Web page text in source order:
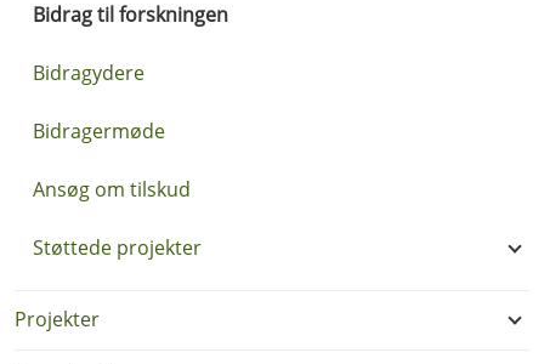
Bidrag til forskningen
Bidragydere
Bidragermøde
Ansøg om tilskud
Støttede projekter
Projekter